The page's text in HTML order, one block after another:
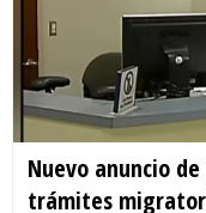
Nuevo anuncio
trámites